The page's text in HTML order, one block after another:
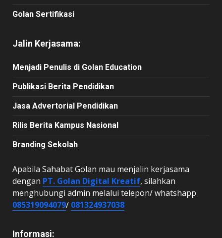
Golan Sertifikasi
Jalin Kerjasama:
Menjadi Penulis di Golan Education
Publikasi Berita Pendidikan
Jasa Advertorial Pendidikan
Rilis Berita Kampus Nasional
Branding Sekolah
Apabila Sahabat Golan mau menjalin kerjasama
dengan PT. Golan Digital Kreatif, silahkan
menghubungi admin melalui telepon/ whatshapp
085319094079/ 081324937038
Informasi: